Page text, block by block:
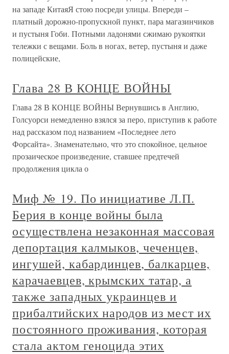
на западе КитаяЯ стою посреди улицы. Впереди –
платный дорожно-пропускной пункт, пара магазинчиков
и пустыня Гоби. Потными ладонями сжимаю рукоятки
тележки с вещами. Боль в ногах, ветер, пустыня и даже
полицейские,
Глава 28 В КОНЦЕ ВОЙНЫ
Глава 28 В КОНЦЕ ВОЙНЫ Вернувшись в Англию,
Голсуорси немедленно взялся за перо, приступив к работе
над рассказом под названием «Последнее лето
Форсайта». Знаменательно, что это спокойное, цельное
прозаическое произведение, ставшее предтечей
продолжения цикла о
Миф № 19. По инициативе Л.П.
Берия в конце войны была
осуществлена незаконная массовая
депортация калмыков, чеченцев,
ингушей, кабардинцев, балкарцев,
карачаевцев, крымских татар, а
также западных украинцев и
прибалтийских народов из мест их
постоянного проживания, которая
стала актом геноцида этих